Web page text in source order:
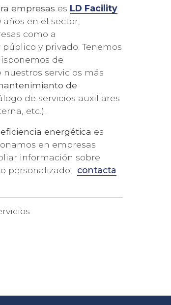
empresas es LD Facility
en el sector,
como a
y privado. Tenemos
de
servicios más
de
de servicios auxiliares
etc.).
eficiencia energética es
en empresas
información sobre
personalizado, contacta